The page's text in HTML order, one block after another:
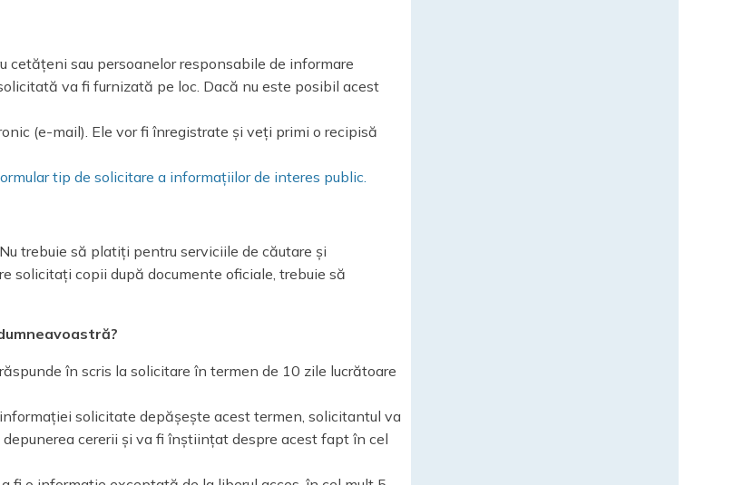
cetățeni sau persoanelor responsabile de informare
va fi furnizată pe loc. Dacă nu este posibil acest
(e-mail). Ele vor fi înregistrate și veți primi o recipisă
tip de solicitare a informațiilor de interes public.
trebuie să platiți pentru serviciile de căutare și
solicitați copii după documente oficiale, trebuie să
în scris la solicitare în termen de 10 zile lucrătoare
solicitate depășește acest termen, solicitantul va
cererii și va fi înștiințat despre acest fapt în cel